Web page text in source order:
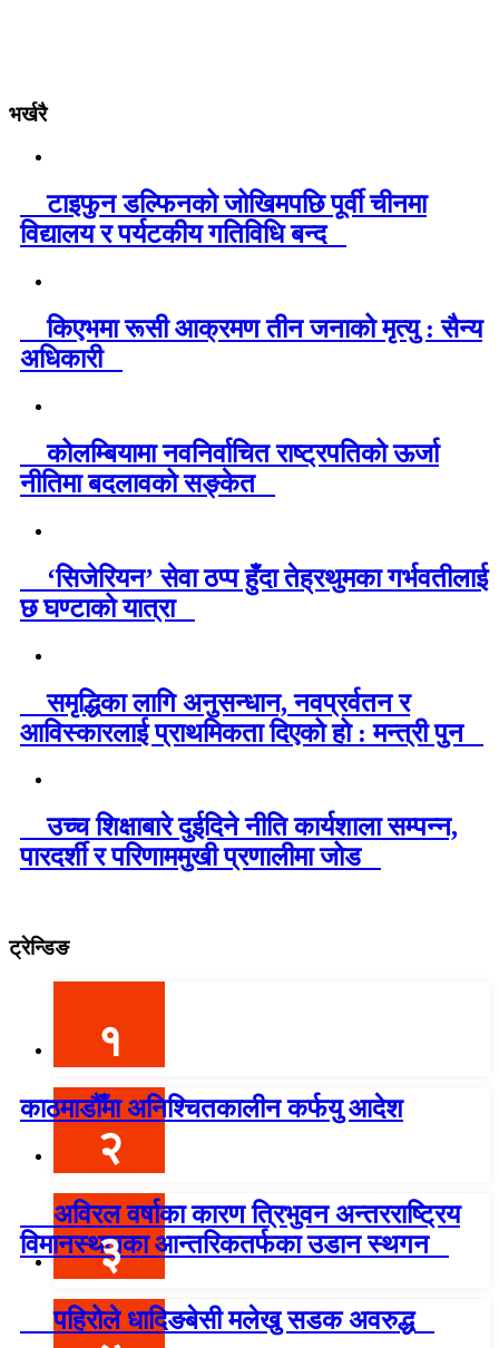
भर्खरै
टाइफुन डल्फिनको जोखिमपछि पूर्वी चीनमा
विद्यालय र पर्यटकीय गतिविधि बन्द
किएभमा रूसी आक्रमण तीन जनाको मृत्यु : सैन्य
अधिकारी
कोलम्बियामा नवनिर्वाचित राष्ट्रपतिको ऊर्जा
नीतिमा बदलावको सङ्केत
‘सिजेरियन’ सेवा ठप्प हुँदा तेह्रथुमका गर्भवतीलाई
छ घण्टाको यात्रा
समृद्धिका लागि अनुसन्धान, नवप्रर्वतन र
आविस्कारलाई प्राथमिकता दिएको हो : मन्त्री पुन
उच्च शिक्षाबारे दुईदिने नीति कार्यशाला सम्पन्न,
पारदर्शी र परिणाममुखी प्रणालीमा जोड
ट्रेन्डिङ
१
काठमाडौँमा अनिश्चितकालीन कर्फयु आदेश
२
अविरल वर्षाका कारण त्रिभुवन अन्तरराष्ट्रिय
विमानस्थलका आन्तरिकतर्फका उडान स्थगन
३
पहिरोले धादिङबेसी मलेखु सडक अवरुद्ध